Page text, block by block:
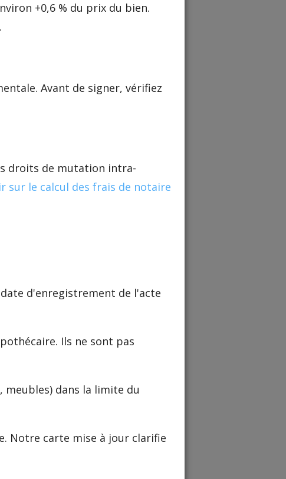
+0,6 % du prix du bien.
.
Avant de signer, vérifiez
droits de mutation intra-
sur le calcul des frais de notaire
d'enregistrement de l'acte
Ils ne sont pas
dans la limite du
Notre carte mise à jour clarifie